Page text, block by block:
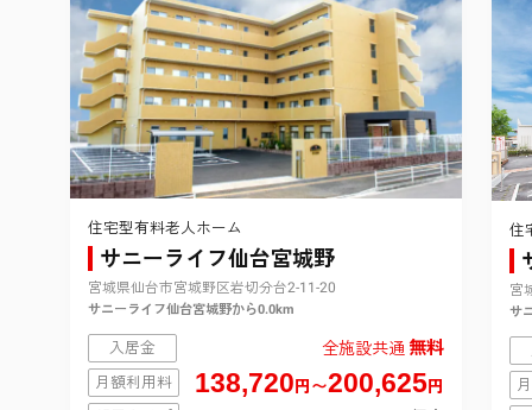
住宅型有料老人ホーム
サニーライフ仙台宮城野
宮城県仙台市宮城野区岩切分台2-11-20
サニーライフ仙台宮城野から0.0km
入居金 全施設共通 無料
月額利用料 138,720 円〜200,625円
住
宮
サ